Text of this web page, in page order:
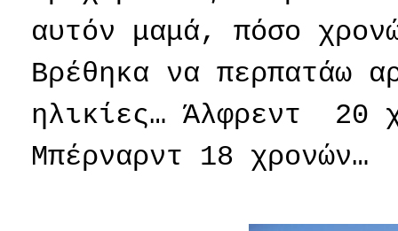
αυτόν μαμά, πόσο
Βρέθηκα να περπατάω
ηλικίες… Άλφρεντ
20
Μπέρναρντ 18 χρονών…